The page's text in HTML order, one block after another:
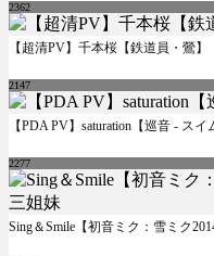
2362
【超清PV】千本桜【鉄道員・鶯】
2147
【PDA PV】saturation【巡音 - スイ
2277
Sing＆Smile【初音ミク：雪ミク